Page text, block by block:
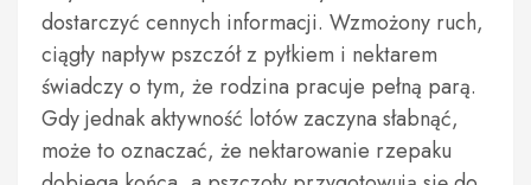
dostarczyć cennych informacji. Wzmożony ruch,
ciągły napływ pszczół z pyłkiem i nektarem
świadczy o tym, że rodzina pracuje pełną parą.
Gdy jednak aktywność lotów zaczyna słabnąć,
może to oznaczać, że nektarowanie rzepaku